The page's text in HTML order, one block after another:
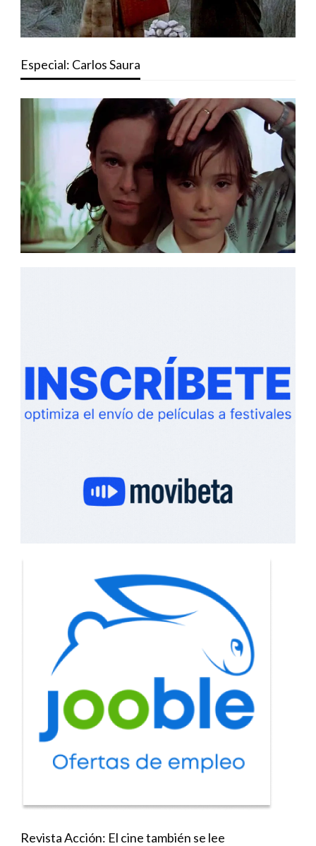
Especial: Carlos Saura
Revista Acción: El cine también se lee